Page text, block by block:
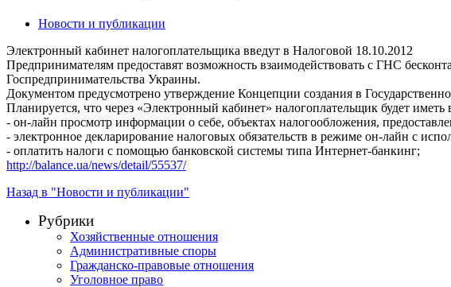
Новости и публикации
Электронный кабинет налогоплательщика введут в Налоговой 18.10.2012
Предпринимателям предоставят возможность взаимодействовать с ГНС
Госпредпринимательства Украины.
Документом предусмотрено утверждение Концепции создания в
Планируется, что через «Электронный кабинет» налогоплательщик будет иметь
- он-лайн просмотр информации о себе, объектах налогообложения,
- электронное декларирование налоговых обязательств в режиме он-лайн с
- оплатить налоги с помощью банковской системы типа Интернет-банкинг;
http://balance.ua/news/detail/55537/
Назад в "Новости и публикации"
Рубрики
Хозяйственные отношения
Административные споры
Гражданско-правовые отношения
Уголовное право